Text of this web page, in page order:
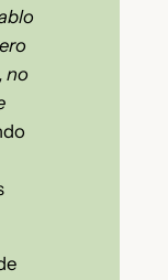
no